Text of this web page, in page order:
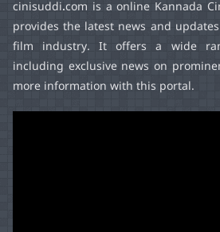
cinisuddi.com is a online Kannada
provides the latest news and
film industry. It offers a wide
including exclusive news on
more information with this portal.